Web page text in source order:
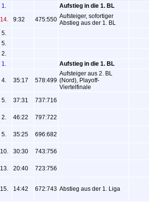
1. Aufstieg in die 1. BL
14. 9:32 475:550 Aufsteiger, sofortiger
Abstieg aus der 1. BL
5.
5.
2.
1. Aufstieg in die 1. BL
4. 35:17 578:499
Aufsteiger aus 2. BL
(Nord), Playoff-
Viertelfinale
5. 37:31 737:716
2. 46:22 797:722
5. 35:25 696:682
10. 30:30 743:756
13. 20:40 723:756
15. 14:42 672:743 Abstieg aus der 1. Liga